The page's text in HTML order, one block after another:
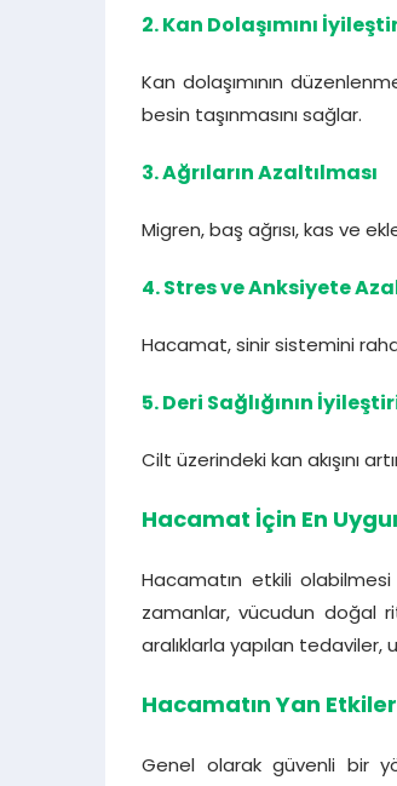
2. Kan Dolaşımını
Kan dolaşımının
besin taşınmasını sağlar.
3. Ağrıların Azaltılması
Migren, baş ağrısı, kas ve
4. Stres ve Anksiyete
Hacamat, sinir sistemini
5. Deri Sağlığının
Cilt üzerindeki kan akışını
Hacamat İçin En
Hacamatın etkili
zamanlar, vücudun doğal
aralıklarla yapılan tedaviler,
Hacamatın Yan
Genel olarak güvenli bir